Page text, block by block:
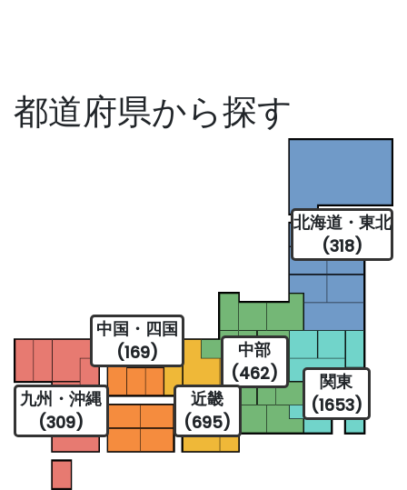
都道府県から探す
北海道・東北
(318)
関東
(1653)
中部
(462)
近畿
(695)
中国・四国
(169)
九州・沖縄
(309)